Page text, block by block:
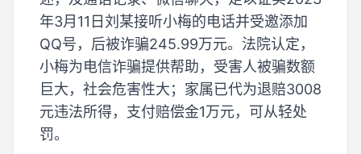
年3月11日刘某接听小梅的电话并受邀添加
QQ号，后被诈骗245.99万元。法院认定，
小梅为电信诈骗提供帮助，受害人被骗数额
巨大，社会危害性大；家属已代为退赔3008
元违法所得，支付赔偿金1万元，可从轻处
罚。